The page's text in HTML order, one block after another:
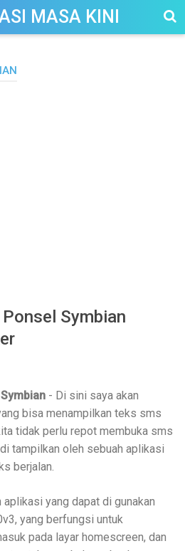
MASA KINI
Symbian
- Di sini saya akan
bisa menampilkan teks sms
tidak perlu repot membuka sms
tampilkan oleh sebuah aplikasi
berjalan.
aplikasi yang dapat di gunakan
yang berfungsi untuk
pada layar homescreen, dan